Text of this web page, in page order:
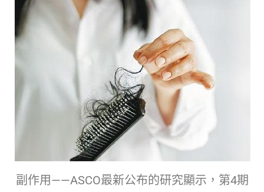
副作用——ASCO最新公布的研究顯示，第4期